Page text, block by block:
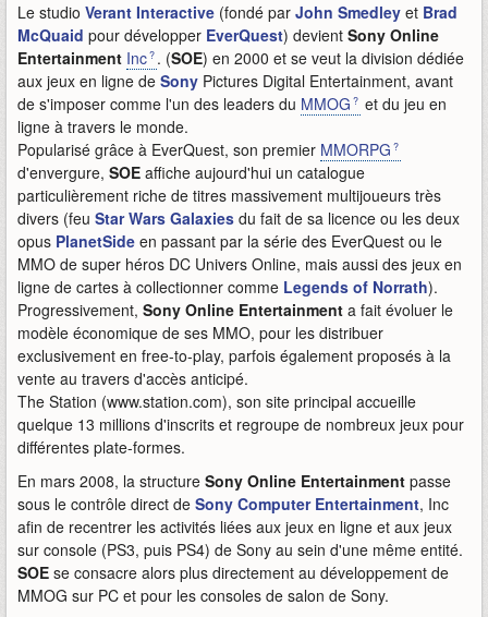
Le studio Verant Interactive (fondé par John Smedley et Brad
McQuaid pour développer EverQuest) devient Sony Online
Entertainment Inc . (SOE) en 2000 et se veut la division dédiée
aux jeux en ligne de Sony Pictures Digital Entertainment, avant
de s'imposer comme l'un des leaders du MMOG
et du jeu en
ligne à travers le monde.
Popularisé grâce à EverQuest, son premier MMORPG
d'envergure, SOE affiche aujourd'hui un catalogue
particulièrement riche de titres massivement multijoueurs très
divers (feu Star Wars Galaxies du fait de sa licence ou les deux
opus PlanetSide en passant par la série des EverQuest ou le
MMO de super héros DC Univers Online, mais aussi des jeux en
ligne de cartes à collectionner comme Legends of Norrath).
Progressivement, Sony Online Entertainment a fait évoluer le
modèle économique de ses MMO, pour les distribuer
exclusivement en free-to-play, parfois également proposés à la
vente au travers d'accès anticipé.
The Station (www.station.com), son site principal accueille
quelque 13 millions d'inscrits et regroupe de nombreux jeux pour
différentes plate-formes.
En mars 2008, la structure Sony Online Entertainment passe
sous le contrôle direct de Sony Computer Entertainment, Inc
afin de recentrer les activités liées aux jeux en ligne et aux jeux
sur console (PS3, puis PS4) de Sony au sein d'une même entité.
SOE se consacre alors plus directement au développement de
MMOG sur PC et pour les consoles de salon de Sony.